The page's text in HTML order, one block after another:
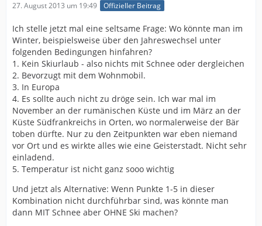
27. August 2013 um 19:49 Offizieller Beitrag
Ich stelle jetzt mal eine seltsame Frage: Wo könnte man im
Winter, beispielsweise über den Jahreswechsel unter
folgenden Bedingungen hinfahren?
1. Kein Skiurlaub - also nichts mit Schnee oder dergleichen
2. Bevorzugt mit dem Wohnmobil.
3. In Europa
4. Es sollte auch nicht zu dröge sein. Ich war mal im
November an der rumänischen Küste und im März an der
Küste Südfrankreichs in Orten, wo normalerweise der Bär
toben dürfte. Nur zu den Zeitpunkten war eben niemand
vor Ort und es wirkte alles wie eine Geisterstadt. Nicht sehr
einladend.
5. Temperatur ist nicht ganz sooo wichtig
Und jetzt als Alternative: Wenn Punkte 1-5 in dieser
Kombination nicht durchführbar sind, was könnte man
dann MIT Schnee aber OHNE Ski machen?